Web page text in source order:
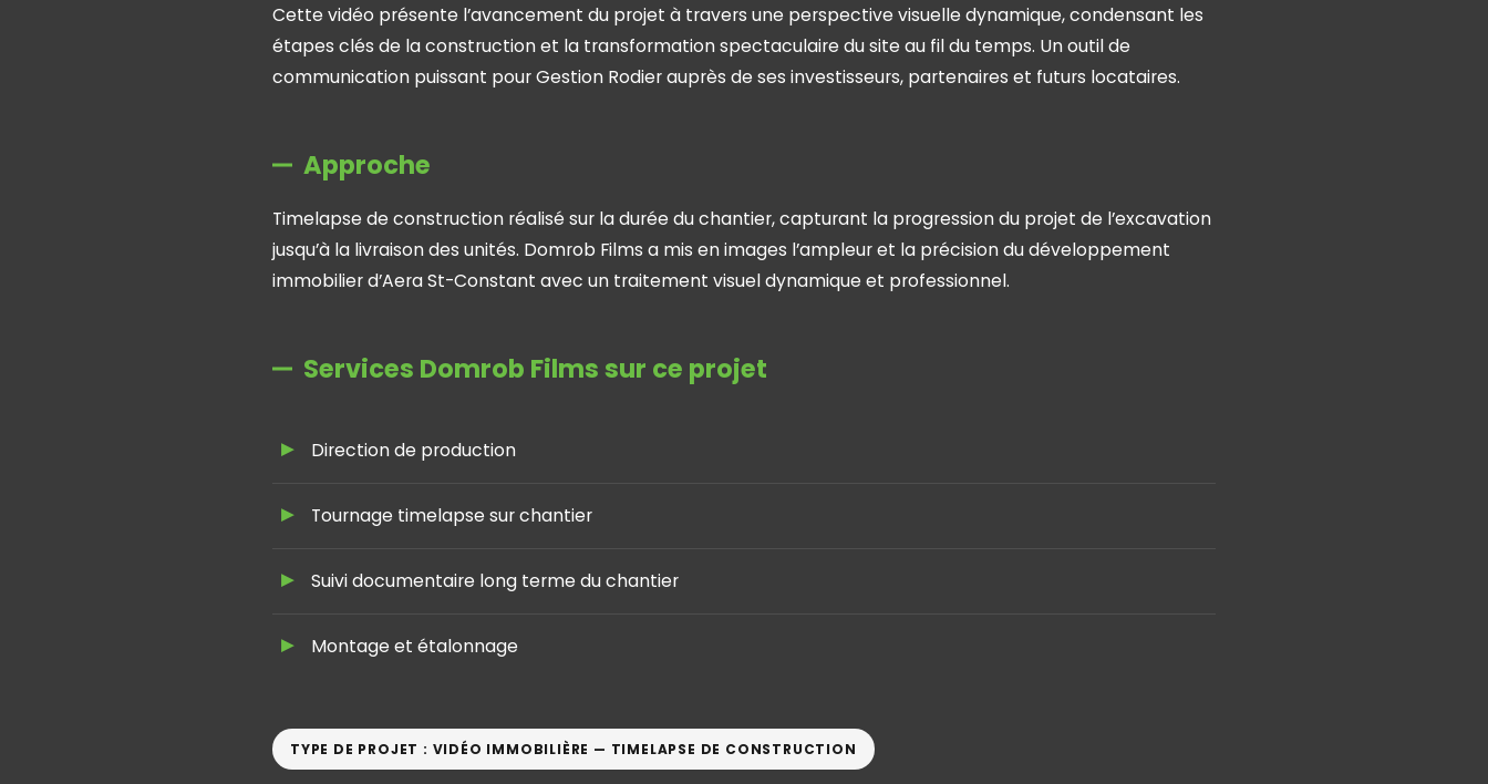
Cette vidéo présente l’avancement du projet à travers une perspective visuelle dynamique, condensant les
étapes clés de la construction et la transformation spectaculaire du site au fil du temps. Un outil de
communication puissant pour Gestion Rodier auprès de ses investisseurs, partenaires et futurs locataires.
Approche
Timelapse de construction réalisé sur la durée du chantier, capturant la progression du projet de l’excavation
jusqu’à la livraison des unités. Domrob Films a mis en images l’ampleur et la précision du développement
immobilier d’Aera St-Constant avec un traitement visuel dynamique et professionnel.
Services Domrob Films sur ce projet
Direction de production
Tournage timelapse sur chantier
Suivi documentaire long terme du chantier
Montage et étalonnage
TYPE DE PROJET : VIDÉO IMMOBILIÈRE — TIMELAPSE DE CONSTRUCTION